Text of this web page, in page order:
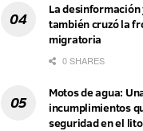
La
también cruzó la
migratoria
0 SHARES
Motos de agua:
incumplimientos
seguridad en el